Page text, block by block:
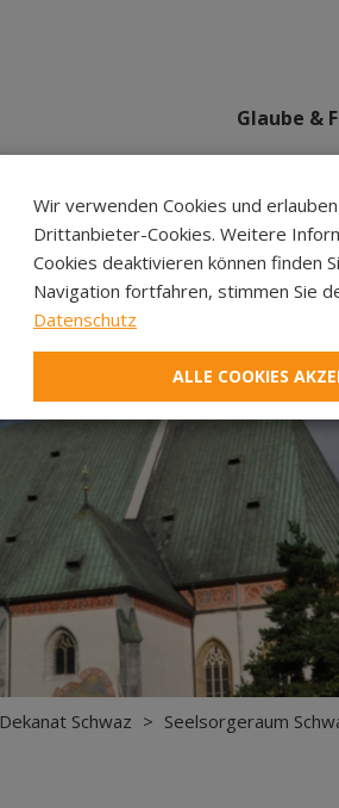
Glaube &
Dekanat Schwaz > Seelsorgeraum
Wir verwenden Cookies und
Drittanbieter-Cookies. Weitere
Cookies deaktivieren können finden
Navigation fortfahren, stimmen Sie
Datenschutz
ALLE COOKIES